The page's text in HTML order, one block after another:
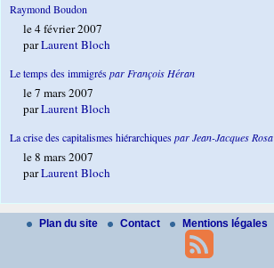
Raymond Boudon
le 4 février 2007
parLaurent Bloch
Le temps des immigréspar François Héran
le 7 mars 2007
parLaurent Bloch
La crise des capitalismes hiérarchiquespar Jean-Jacques Rosa
le 8 mars 2007
parLaurent Bloch
Plan du site Contact Mentions légales